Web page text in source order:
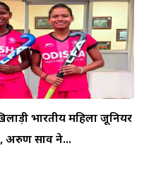
भारतीय महिला जूनियर
अरुण साव ने...